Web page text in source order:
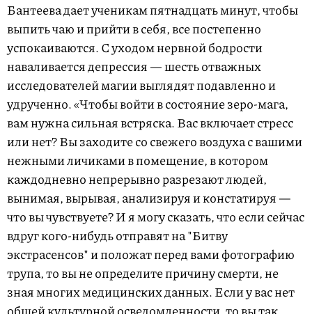
Бантеева дает ученикам пятнадцать минут, чтобы
выпить чаю и прийти в себя, все постепенно
успокаиваются. С уходом нервной бодрости
наваливается депрессия — шесть отважных
исследователей магии выглядят подавленно и
удрученно. «Чтобы войти в состояние зеро-мага,
вам нужна сильная встряска. Вас включает стресс
или нет? Вы заходите со свежего воздуха с вашими
нежными личиками в помещение, в котором
каждодневно непрерывно разрезают людей,
вынимая, вырывая, анализируя и констатируя —
что вы чувствуете? И я могу сказать, что если сейчас
вдруг кого-нибудь отправят на "Битву
экстрасенсов" и положат перед вами фотографию
трупа, то вы не определите причину смерти, не
зная многих медицинских данных. Если у вас нет